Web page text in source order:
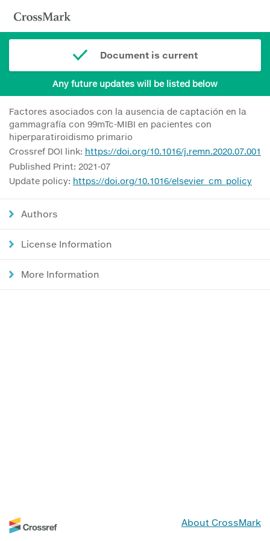
Document is current
Any future updates will be listed below
Factores asociados con la ausencia de captación en la
gammagrafía con 99mTc-MIBI en pacientes con
hiperparatiroidismo primario
Crossref DOI link: https://doi.org/10.1016/j.remn.2020.07.001
Published Print: 2021-07
Update policy: https://doi.org/10.1016/elsevier_cm_policy
Authors
License Information
More Information
About CrossMark